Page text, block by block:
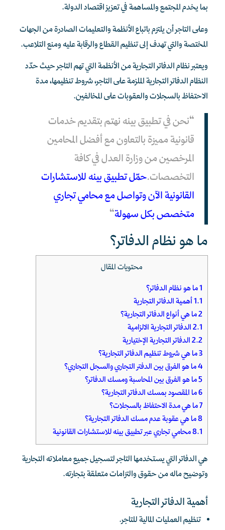
بما يخدم المجتمع والمساهمة في تعزيز اقتصاد الدولة.
وعلى التاجر أن يلتزم باتباع الأنظمة والتعليمات الصادرة من الجهات
المختصة والتي تهدف إلى تنظيم القطاع والرقابة عليه ومنع التلاعب.
ويعتبر نظام الدفاتر التجارية من الأنظمة التي تهم التاجر حيث حدّد
النظام الدفاتر التجارية الملزمة على التاجر، شروط تنظيمها، مدة
الاحتفاظ بالسجلات والعقوبات على المخالفين.
“نحن في تطبيق بينه نهتم بتقديم خدمات
قانونية مميزة بالتعاون مع أفضل المحامين
المرخصين من وزارة العدل في كافة
التخصصات.حمّل تطبيق بينه للاستشارات
القانونية الآن وتواصل مع محامي تجاري
متخصص بكل سهولة“
ما هو نظام الدفاتر؟
محتويات المقال
1ما هو نظام الدفاتر؟
1.1أهمية الدفاتر التجارية
2ما هي أنواع الدفاتر التجارية؟
2.1الدفاتر التجارية الالزامية
2.2الدفاتر التجارية الإختيارية
3ما هي شروط تنظيم الدفاتر التجارية؟
4ما هو الفرق بين الدفتر التجاري والسجل التجاري؟
5ما هو الفرق بين المحاسبة ومسك الدفاتر؟
6ما المقصود بمسك الدفاتر التجارية؟
7ما هي مدة الاحتفاظ بالسجلات؟
8ما هي عقوبة عدم مسك الدفاتر التجارية؟
8.1محامي تجاري عبر تطبيق بينه للاستشارات القانونية
هي الدفاتر التي يستخدمها التاجر لتسجيل جميع معاملاته التجارية
وتوضيح ماله من حقوق والتزامات متعلقة بتجارته.
أهمية الدفاتر التجارية
تنظيم العمليات المالية للتاجر.